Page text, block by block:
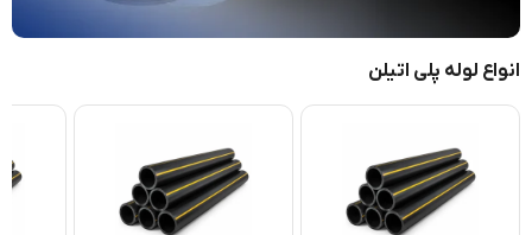
انواع لوله پلی اتیلن